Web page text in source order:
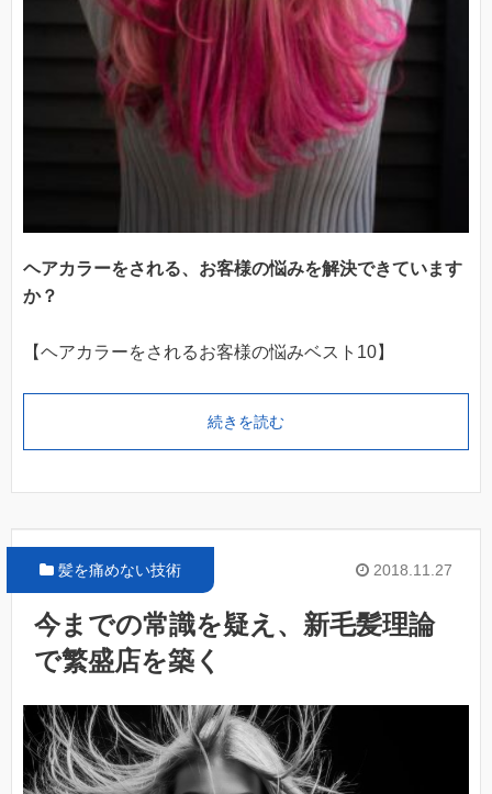
ヘアカラーをされる、お客様の悩みを解決できています
か？
【ヘアカラーをされるお客様の悩みベスト10】
続きを読む
2018.11.27
髪を痛めない技術
今までの常識を疑え、新毛髪理論
で繁盛店を築く